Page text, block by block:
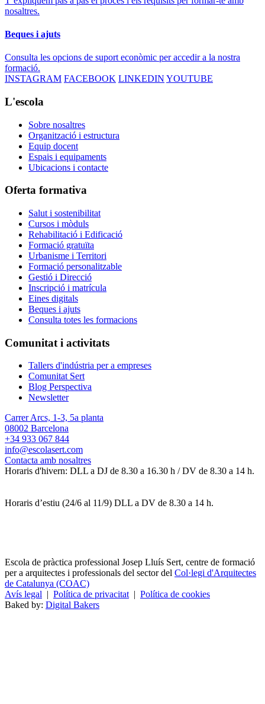
nosaltres.
Beques i ajuts
Consulta les opcions de suport econòmic per accedir a la nostra
formació.
INSTAGRAM FACEBOOK LINKEDIN YOUTUBE
L'escola
Sobre nosaltres
Organització i estructura
Equip docent
Espais i equipaments
Ubicacions i contacte
Oferta formativa
Salut i sostenibilitat
Cursos i mòduls
Rehabilitació i Edificació
Formació gratuïta
Urbanisme i Territori
Formació personalitzable
Gestió i Direcció
Inscripció i matrícula
Eines digitals
Beques i ajuts
Consulta totes les formacions
Comunitat i activitats
Tallers d'indústria per a empreses
Comunitat Sert
Blog Perspectiva
Newsletter
Carrer Arcs, 1-3, 5a planta
08002 Barcelona
+34 933 067 844
info@escolasert.com
Contacta amb nosaltres
Horaris d'hivern: DLL a DJ de 8.30 a 16.30 h / DV de 8.30 a 14 h.
Horaris d’estiu (24/6 al 11/9) DLL a DV de 8.30 a 14 h.
Escola de pràctica professional Josep Lluís Sert, centre de formació
per a arquitectes i professionals del sector del Col·legi d'Arquitectes
de Catalunya (COAC)
Avís legal | Política de privacitat | Política de cookies
Baked by: Digital Bakers